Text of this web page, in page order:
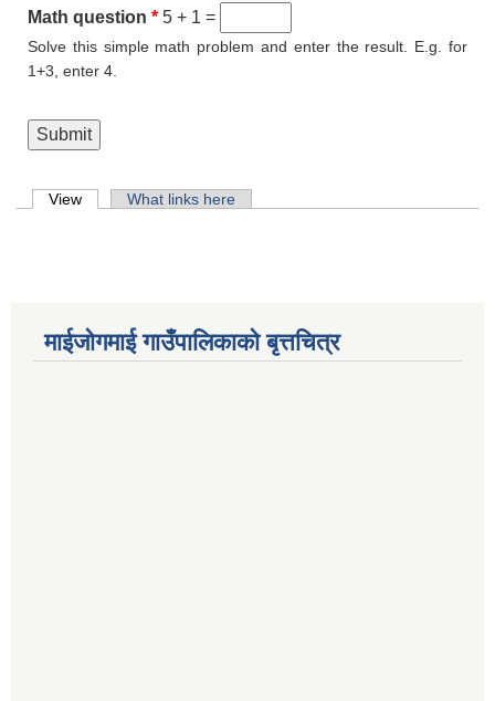
Math question * 5 + 1 =
Solve this simple math problem and enter the result. E.g. for
1+3, enter 4.
Primary tabs
View (active tab)What links here
माईजोगमाई गाउँपालिकाको बृत्तचित्र